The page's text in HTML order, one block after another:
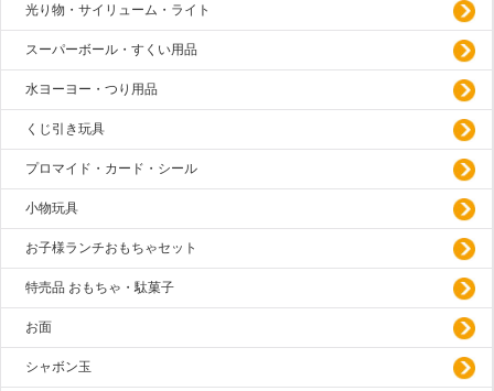
光り物・サイリューム・ライト
スーパーボール・すくい用品
水ヨーヨー・つり用品
くじ引き玩具
プロマイド・カード・シール
小物玩具
お子様ランチおもちゃセット
特売品 おもちゃ・駄菓子
お面
シャボン玉